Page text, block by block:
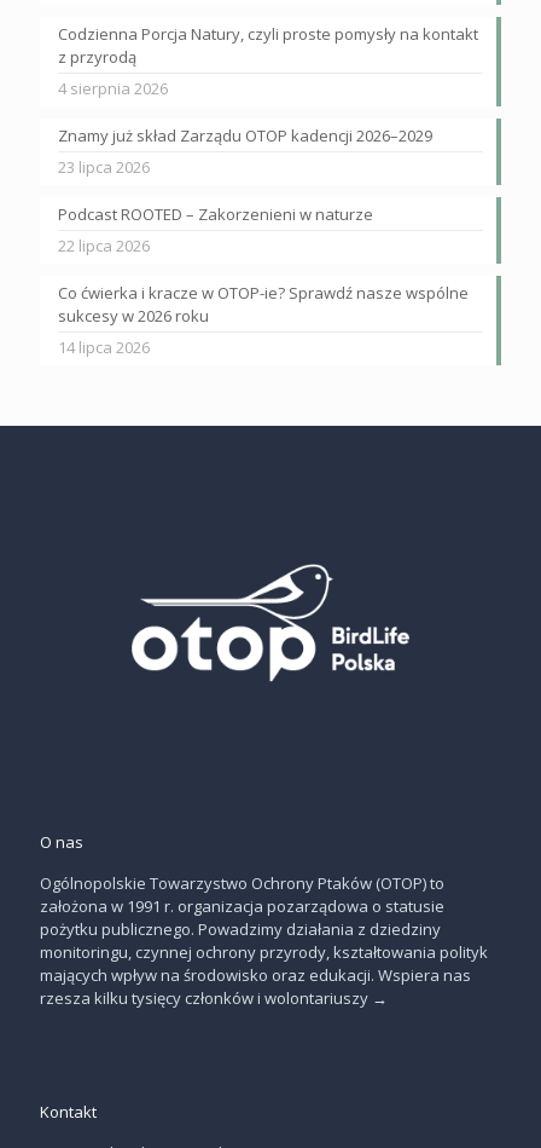
Codzienna Porcja Natury, czyli proste pomysły na kontakt
z przyrodą
4 sierpnia 2026
Znamy już skład Zarządu OTOP kadencji 2026–2029
23 lipca 2026
Podcast ROOTED – Zakorzenieni w naturze
22 lipca 2026
Co ćwierka i kracze w OTOP-ie? Sprawdź nasze wspólne
sukcesy w 2026 roku
14 lipca 2026
O nas
Ogólnopolskie Towarzystwo Ochrony Ptaków (OTOP) to
założona w 1991 r. organizacja pozarządowa o statusie
pożytku publicznego. Powadzimy działania z dziedziny
monitoringu, czynnej ochrony przyrody, kształtowania polityk
mających wpływ na środowisko oraz edukacji. Wspiera nas
rzesza kilku tysięcy członków i wolontariuszy →
Kontakt